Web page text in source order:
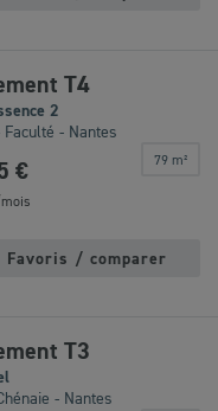
T4
2
- Nantes
79 m²
€
Favoris / comparer
T3
- Nantes